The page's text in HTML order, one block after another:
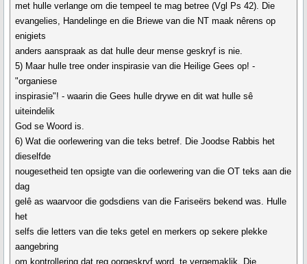
met hulle verlange om die tempeel te mag betree (Vgl Ps 42). Die
evangelies, Handelinge en die Briewe van die NT maak nêrens op
enigiets
anders aanspraak as dat hulle deur mense geskryf is nie.
5) Maar hulle tree onder inspirasie van die Heilige Gees op! -
"organiese
inspirasie"! - waarin die Gees hulle drywe en dit wat hulle sê
uiteindelik
God se Woord is.
6) Wat die oorlewering van die teks betref. Die Joodse Rabbis het
dieselfde
nougesetheid ten opsigte van die oorlewering van die OT teks aan die
dag
gelê as waarvoor die godsdiens van die Fariseërs bekend was. Hulle
het
selfs die letters van die teks getel en merkers op sekere plekke
aangebring
om kontrollering dat reg oorgeskryf word, te vergemaklik. Die